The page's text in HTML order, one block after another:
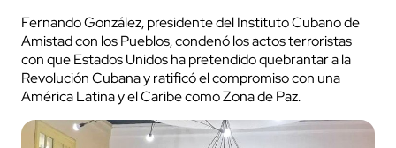
Fernando González, presidente del Instituto Cubano de
Amistad con los Pueblos, condenó los actos terroristas
con que Estados Unidos ha pretendido quebrantar a la
Revolución Cubana y ratificó el compromiso con una
América Latina y el Caribe como Zona de Paz.